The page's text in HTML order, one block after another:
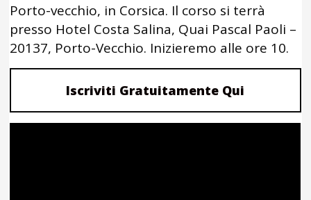
Porto-vecchio, in Corsica. Il corso si terrà
presso Hotel Costa Salina, Quai Pascal Paoli –
20137, Porto-Vecchio. Inizieremo alle ore 10.
Iscriviti Gratuitamente Qui